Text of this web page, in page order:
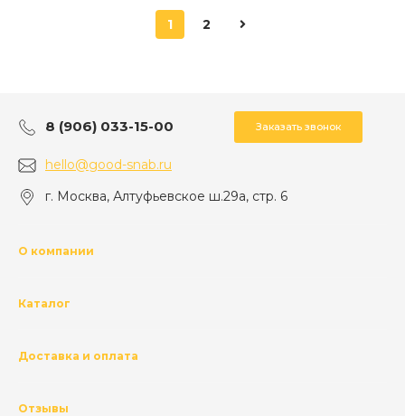
1 2
8 (906) 033-15-00 Заказать звонок
hello@good-snab.ru
г. Москва, Алтуфьевское ш.29а, стр. 6
О компании
Каталог
Доставка и оплата
Отзывы